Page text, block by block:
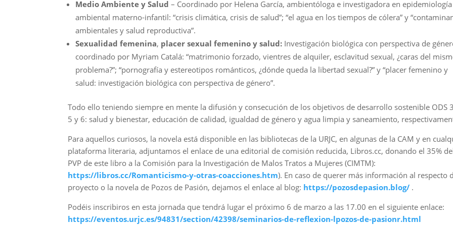
Medio Ambiente y Salud – Coordinado por Helena García, ambientóloga e investigadora en epidemiología
ambiental materno-infantil: “crisis climática, crisis de salud”; “el agua en los tiempos de cólera” y
ambientales y salud reproductiva”.
Sexualidad femenina, placer sexual femenino y salud: Investigación biológica con perspectiva de
coordinado por Myriam Catalá: “matrimonio forzado, vientres de alquiler, esclavitud sexual, ¿caras del
problema?”; “pornografía y estereotipos románticos, ¿dónde queda la libertad sexual?” y “placer femenino y
salud: investigación biológica con perspectiva de género”.
Todo ello teniendo siempre en mente la difusión y consecución de los objetivos de desarrollo sostenible ODS
5 y 6: salud y bienestar, educación de calidad, igualdad de género y agua limpia y saneamiento,
Para aquellos curiosos, la novela está disponible en las bibliotecas de la URJC, en algunas de la CAM y en
plataforma literaria, adjuntamos el enlace de una editorial de comisión reducida, Libros.cc, donando el 35%
PVP de este libro a la Comisión para la Investigación de Malos Tratos a Mujeres (CIMTM):
https://libros.cc/Romanticismo-y-otras-coacciones.htm). En caso de querer más información al respecto
proyecto o la novela de Pozos de Pasión, dejamos el enlace al blog: https://pozosdepasion.blog/ .
Podéis inscribiros en esta jornada que tendrá lugar el próximo 6 de marzo a las 17.00 en el siguiente enlace:
https://eventos.urjc.es/94831/section/42398/seminarios-de-reflexion-lpozos-de-pasionr.html